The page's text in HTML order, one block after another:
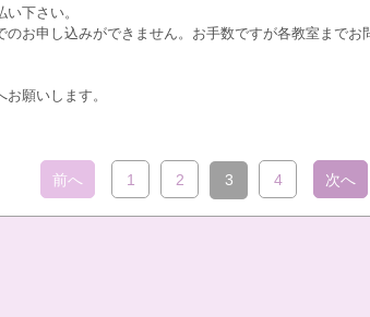
下さい。
お申し込みができません。お手数ですが各教室までお
願いします。
前へ 1 2 3 4 次へ